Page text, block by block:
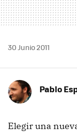
30 Junio 2011
Pablo
Elegir una